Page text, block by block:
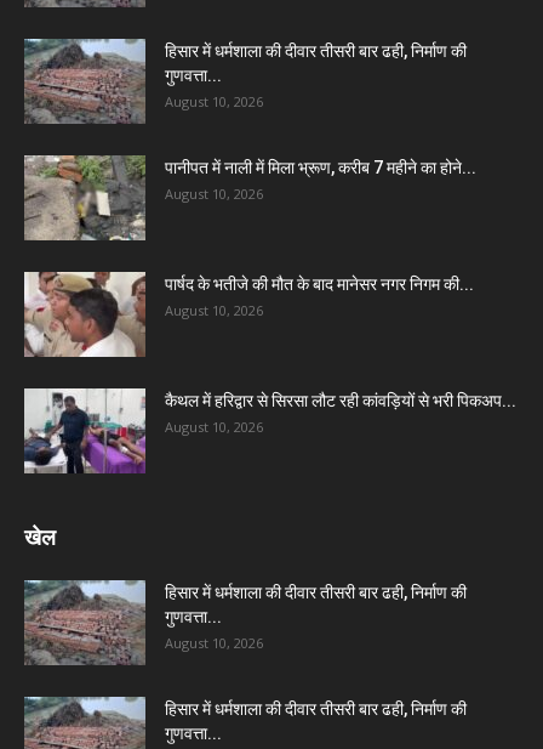
हिसार में धर्मशाला की दीवार तीसरी बार ढही, निर्माण की
गुणवत्ता...
August 10, 2026
पानीपत में नाली में मिला भ्रूण, करीब 7 महीने का होने...
August 10, 2026
पार्षद के भतीजे की मौत के बाद मानेसर नगर निगम की...
August 10, 2026
कैथल में हरिद्वार से सिरसा लौट रही कांवड़ियों से भरी पिकअप...
August 10, 2026
खेल
हिसार में धर्मशाला की दीवार तीसरी बार ढही, निर्माण की
गुणवत्ता...
August 10, 2026
हिसार में धर्मशाला की दीवार तीसरी बार ढही, निर्माण की
गुणवत्ता...